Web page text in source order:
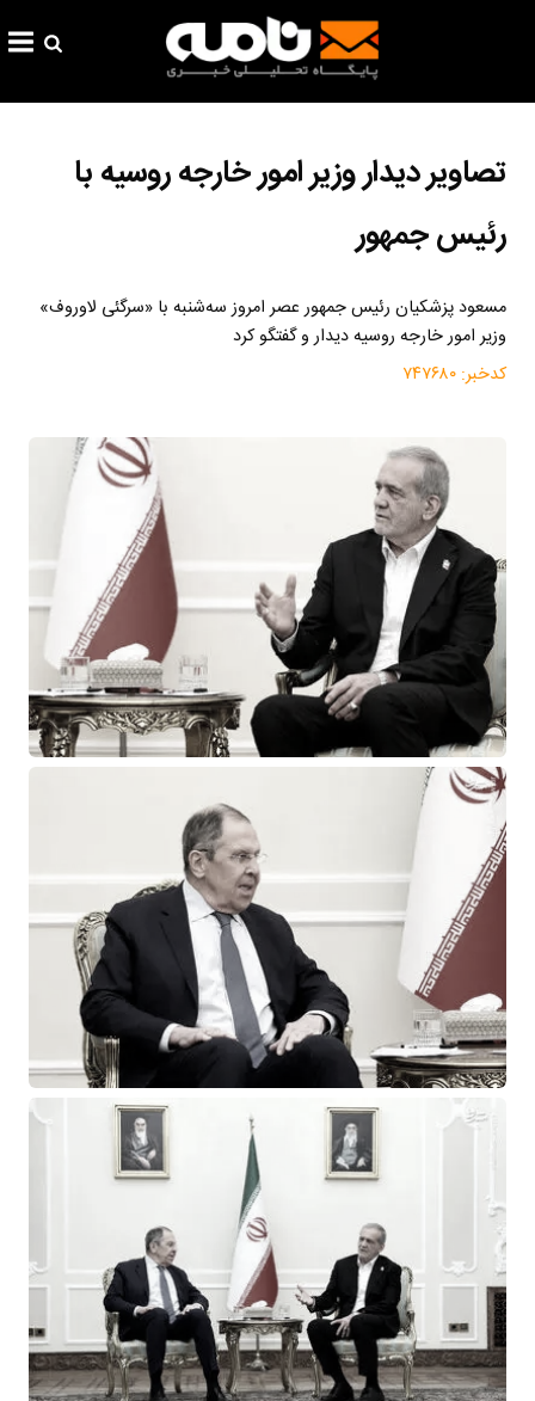
تصاویر دیدار وزیر امور خارجه روسیه با
رئیس جمهور
مسعود پزشکیان رئیس جمهور عصر امروز سه‌شنبه با «سرگئی لاوروف»
وزیر امور خارجه روسیه دیدار و گفتگو کرد
کدخبر: ۷۴۷۶۸۰